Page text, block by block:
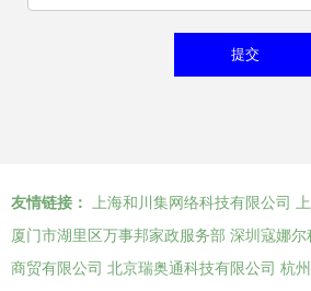
友情链接： 上海和川集网络科技有限公司
厦门市湖里区万事邦家政服务部 深圳寇娜尔
商贸有限公司 北京瑞奥通科技有限公司 杭